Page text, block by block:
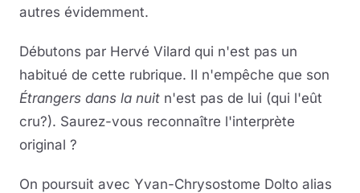
autres évidemment.
Débutons par Hervé Vilard qui n'est pas un
habitué de cette rubrique. Il n'empêche que son
Étrangers dans la nuit n'est pas de lui (qui l'eût
cru?). Saurez-vous reconnaître l'interprète
original ?
On poursuit avec Yvan-Chrysostome Dolto alias